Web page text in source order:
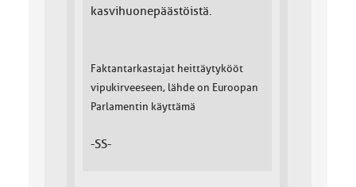
kasvihuonepäästöistä.
Faktantarkastajat heittäytykööt
vipukirveeseen, lähde on Euroopan
Parlamentin käyttämä
-SS-